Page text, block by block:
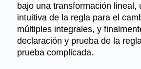
bajo una transformación lineal,
intuitiva de la regla para el
múltiples integrales, y
declaración y prueba de la
prueba complicada.